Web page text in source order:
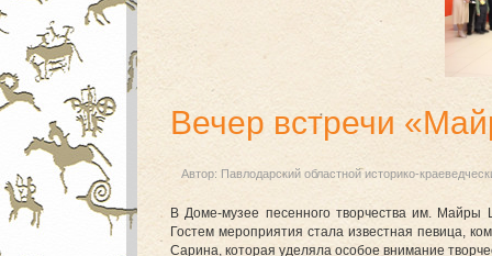
Вечер встречи
Автор: Павлодарский областной историко-
В Доме-музее песенного творчества им.
Гостем мероприятия стала известная певица,
Сарина, которая уделяла особое внимание